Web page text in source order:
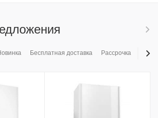
Бесплатная доставка Рассрочка